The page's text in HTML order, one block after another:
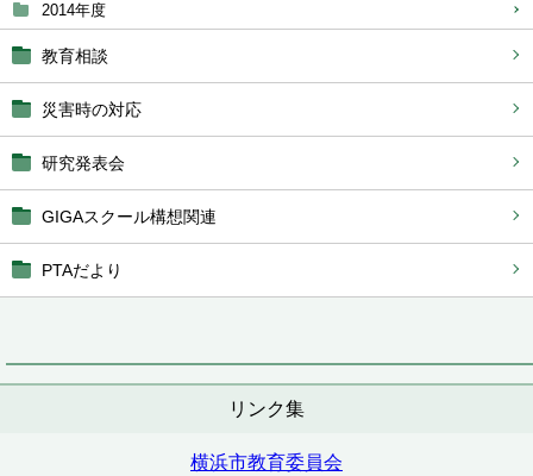
2014年度
教育相談
災害時の対応
研究発表会
GIGAスクール構想関連
PTAだより
リンク集
横浜市教育委員会